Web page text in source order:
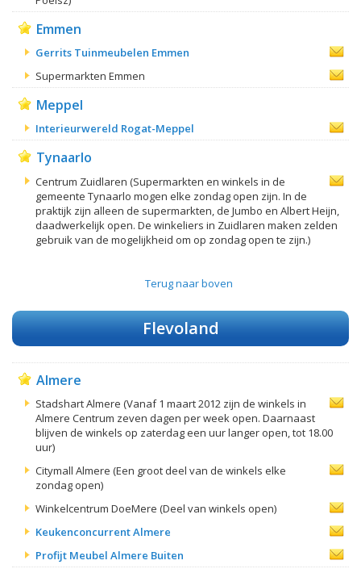
Emmen
Gerrits Tuinmeubelen Emmen
Supermarkten Emmen
Meppel
Interieurwereld Rogat-Meppel
Tynaarlo
Centrum Zuidlaren (Supermarkten en winkels in de
gemeente Tynaarlo mogen elke zondag open zijn. In de
praktijk zijn alleen de supermarkten, de Jumbo en Albert Heijn,
daadwerkelijk open. De winkeliers in Zuidlaren maken zelden
gebruik van de mogelijkheid om op zondag open te zijn.)
Terug naar boven
Flevoland
Almere
Stadshart Almere (Vanaf 1 maart 2012 zijn de winkels in
Almere Centrum zeven dagen per week open. Daarnaast
blijven de winkels op zaterdag een uur langer open, tot 18.00
uur)
Citymall Almere (Een groot deel van de winkels elke
zondag open)
Winkelcentrum DoeMere (Deel van winkels open)
Keukenconcurrent Almere
Profijt Meubel Almere Buiten